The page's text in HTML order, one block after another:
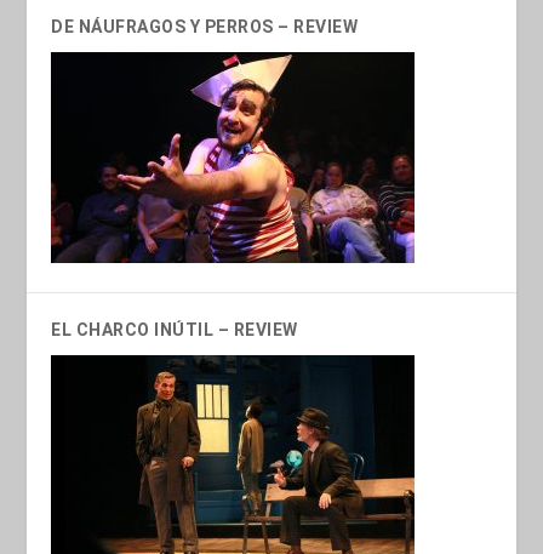
DE NÁUFRAGOS Y PERROS – REVIEW
EL CHARCO INÚTIL – REVIEW